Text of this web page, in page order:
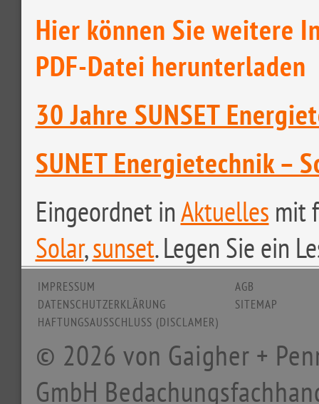
Hier können Sie weitere
PDF-Datei herunterladen
30 Jahre SUNSET
SUNET Energietechnik –
Eingeordnet inAktuelles mit
Solar,sunset. Legen Sie ein
IMPRESSUM
DATENSCHUTZERKLÄRUNG
HAFTUNGSAUSSCHLUSS (DISCLAMER)
AGB
SITEMAP
© 2026 von Gaigher +
GmbH